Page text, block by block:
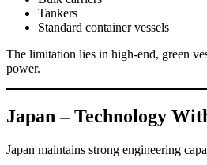
Tankers
Standard container vessels
The limitation lies in high-end, green
power.
Japan – Technology
Japan maintains strong engineering